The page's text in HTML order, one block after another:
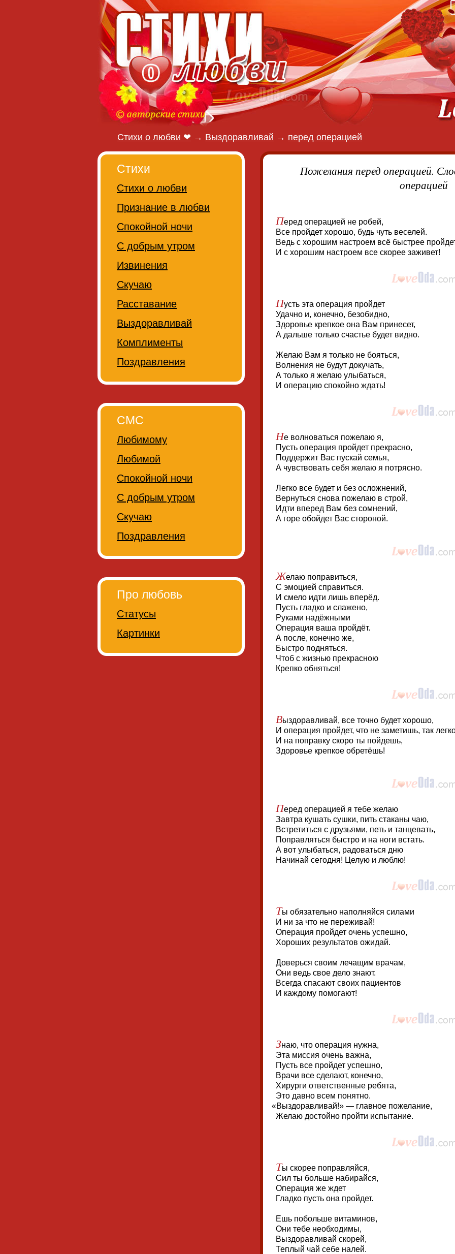
Стихи о любви ❤ → Выздоравливай → перед операцией
Пожелания перед операцией.
операцией
Перед операцией не робей,
Все пройдет хорошо, будь чуть веселей.
Ведь с хорошим настроем всё быстрее
И с хорошим настроем все скорее заживет!
Пусть эта операция пройдет
Удачно и, конечно, безобидно,
Здоровье крепкое она Вам принесет,
А дальше только счастье будет видно.
Желаю Вам я только не бояться,
Волнения не будут докучать,
А только я желаю улыбаться,
И операцию спокойно ждать!
Не волноваться пожелаю я,
Пусть операция пройдет прекрасно,
Поддержит Вас пускай семья,
А чувствовать себя желаю я потрясно.
Легко все будет и без осложнений,
Вернуться снова пожелаю в строй,
Идти вперед Вам без сомнений,
А горе обойдет Вас стороной.
Желаю поправиться,
С эмоцией справиться.
И смело идти лишь вперёд.
Пусть гладко и слажено,
Руками надёжными
Операция ваша пройдёт.
А после, конечно же,
Быстро подняться.
Чтоб с жизнью прекрасною
Крепко обняться!
Выздоравливай, все точно будет хорошо,
И операция пройдет, что не заметишь, так
И на поправку скоро ты пойдешь,
Здоровье крепкое обретёшь!
Перед операцией я тебе желаю
Завтра кушать сушки, пить стаканы чаю,
Встретиться с друзьями, петь и танцевать,
Поправляться быстро и на ноги встать.
А вот улыбаться, радоваться дню
Начинай сегодня! Целую и люблю!
Ты обязательно наполняйся силами
И ни за что не переживай!
Операция пройдет очень успешно,
Хороших результатов ожидай.
Доверься своим лечащим врачам,
Они ведь свое дело знают.
Всегда спасают своих пациентов
И каждому помогают!
Знаю, что операция нужна,
Эта миссия очень важна,
Пусть все пройдет успешно,
Врачи все сделают, конечно,
Хирурги ответственные ребята,
Это давно всем понятно.
«Выздоравливай!» — главное пожелание,
Желаю достойно пройти испытание.
Ты скорее поправляйся,
Сил ты больше набирайся,
Операция же ждет
Гладко пусть она пройдет.
Ешь побольше витаминов,
Они тебе необходимы,
Выздоравливай скорей,
Теплый чай себе налей.
Стихи
Стихи о любви
Признание в любви
Спокойной ночи
С добрым утром
Извинения
Скучаю
Расставание
Выздоравливай
Комплименты
Поздравления
СМС
Любимому
Любимой
Спокойной ночи
С добрым утром
Скучаю
Поздравления
Про любовь
Статусы
Картинки